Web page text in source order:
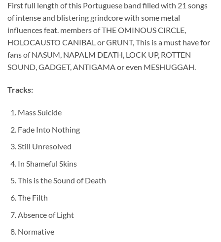
First full length of this Portuguese band filled with 21 songs
of intense and blistering grindcore with some metal
influences feat. members of THE OMINOUS CIRCLE,
HOLOCAUSTO CANIBAL or GRUNT, This is a must have for
fans of NASUM, NAPALM DEATH, LOCK UP, ROTTEN
SOUND, GADGET, ANTIGAMA or even MESHUGGAH.
Tracks:
Mass Suicide
Fade Into Nothing
Still Unresolved
In Shameful Skins
This is the Sound of Death
The Filth
Absence of Light
Normative